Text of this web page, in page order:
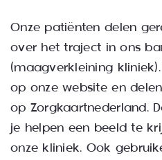
Onze patiënten delen
over het traject in ons
(maagverkleining
op onze website en
op Zorgkaartnederland.
je helpen een beeld te
onze kliniek. Ook